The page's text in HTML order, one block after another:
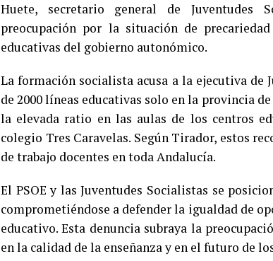
Huete, secretario general de Juventudes
preocupación por la situación de
educativas del gobierno autonómico.
La formación socialista acusa a la ejecutiva de
de 2000 líneas educativas solo en la provincia
la elevada ratio en las aulas de los centros
colegio Tres Caravelas. Según Tirador, estos
de trabajo docentes en toda Andalucía.
El PSOE y las Juventudes Socialistas se
comprometiéndose a defender la igualdad de
educativo. Esta denuncia subraya la
en la calidad de la enseñanza y en el futuro de